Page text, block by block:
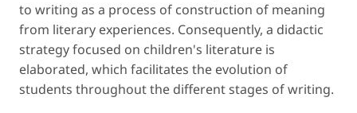
to writing as a process of construction of meaning
from literary experiences. Consequently, a didactic
strategy focused on children's literature is
elaborated, which facilitates the evolution of
students throughout the different stages of writing.